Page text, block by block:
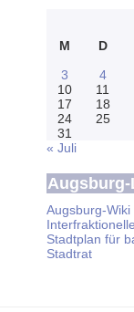
M
D
3
4
10
11
17
18
24
25
31
« Juli
Augsburg-Wiki
Stadtplan für
Stadtrat